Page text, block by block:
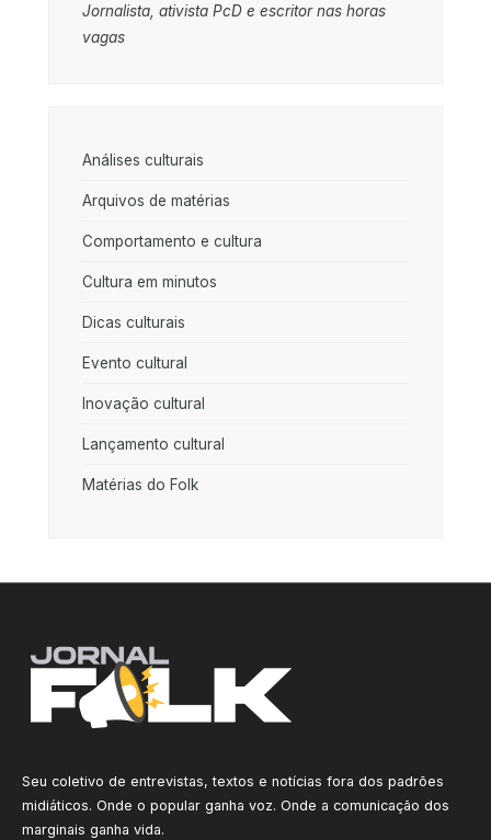
Jornalista, ativista PcD e escritor nas horas
vagas
Análises culturais
Arquivos de matérias
Comportamento e cultura
Cultura em minutos
Dicas culturais
Evento cultural
Inovação cultural
Lançamento cultural
Matérias do Folk
Seu coletivo de entrevistas, textos e notícias fora dos padrões
midiáticos. Onde o popular ganha voz. Onde a comunicação dos
marginais ganha vida.